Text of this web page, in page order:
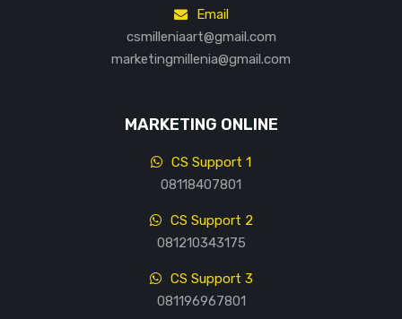
Email
csmilleniaart@gmail.com
marketingmillenia@gmail.com
MARKETING ONLINE
CS Support 1
08118407801
CS Support 2
081210343175
CS Support 3
081196967801